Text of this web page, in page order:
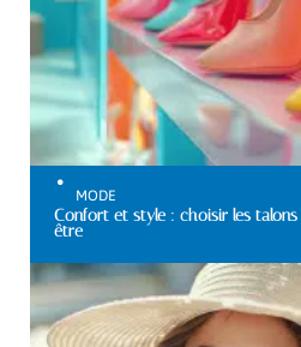
MODE
Confort et style : choisir les
être